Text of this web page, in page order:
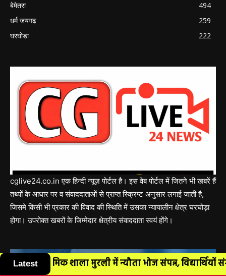
बेमेतरा
494
धर्म जयगढ़
259
घरघोडा
222
cglive24.co.in एक हिन्दी न्यूज़ पोर्टल है। इस वेब पोर्टल में जितने भी खबरें हैं
तथ्यों के आधार पर व संवाददाताओं से प्राप्त स्क्रिप्ट अनुसार लगाई जाती है,
जिसमे किसी भी प्रकार की विवाद की स्थिति में उसका न्यायालीन क्षेत्र घरघोड़ा
होगा। उपरोक्त खबरों के जिम्मेदार क्षेत्रीय संवाददाता स्वयं होंगे।
Editor in Chief
Latest
न्यौता भोज संपन्न, विद्यार्थियों संग अतिथियों ने किया सह...